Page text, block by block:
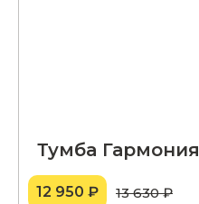
Тумба Гармония
12 950 ₽ 13 630 ₽